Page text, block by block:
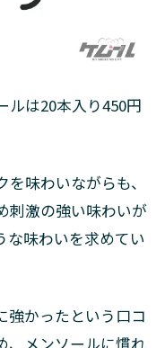
ルは20本入り450円
味わいながらも、
刺激の強い味わいが
な味わいを求めてい
強かったという口コ
、メンソールに慣れ